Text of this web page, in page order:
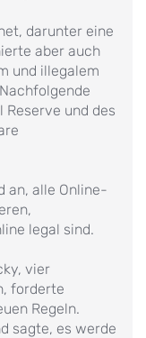
darunter eine
aber auch
und illegalem
und des
an, alle Online-
legal sind.
vier
forderte
Regeln.
sagte, es werde